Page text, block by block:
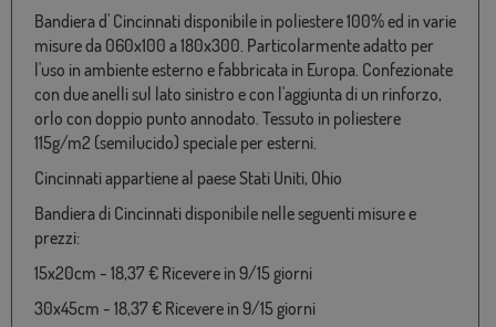
Bandiera d' Cincinnati disponibile in poliestere 100% ed in varie
misure da 060x100 a 180x300. Particolarmente adatto per
l'uso in ambiente esterno e fabbricata in Europa. Confezionate
con due anelli sul lato sinistro e con l'aggiunta di un rinforzo,
orlo con doppio punto annodato. Tessuto in poliestere
115g/m2 (semilucido) speciale per esterni.
Cincinnati appartiene al paese Stati Uniti, Ohio
Bandiera di Cincinnati disponibile nelle seguenti misure e
prezzi:
15x20cm - 18,37 € Ricevere in 9/15 giorni
30x45cm - 18,37 € Ricevere in 9/15 giorni